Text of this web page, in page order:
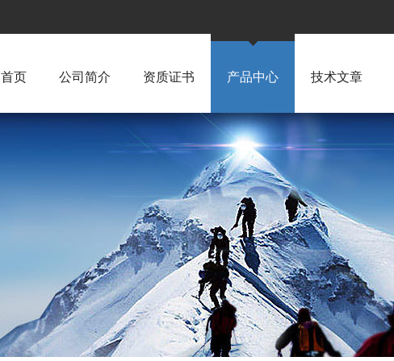
首页 公司简介 资质证书 产品中心 技术文章